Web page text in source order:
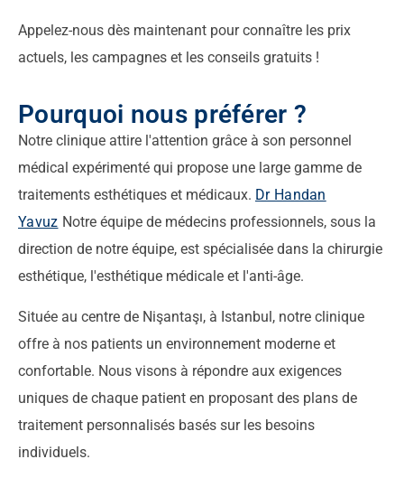
Appelez-nous dès maintenant pour connaître les prix
actuels, les campagnes et les conseils gratuits !
Pourquoi nous préférer ?
Notre clinique attire l'attention grâce à son personnel
médical expérimenté qui propose une large gamme de
traitements esthétiques et médicaux. Dr Handan
Yavuz Notre équipe de médecins professionnels, sous la
direction de notre équipe, est spécialisée dans la chirurgie
esthétique, l'esthétique médicale et l'anti-âge.
Située au centre de Nişantaşı, à Istanbul, notre clinique
offre à nos patients un environnement moderne et
confortable. Nous visons à répondre aux exigences
uniques de chaque patient en proposant des plans de
traitement personnalisés basés sur les besoins
individuels.